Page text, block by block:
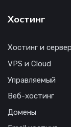
Хостинг
Хостинг и
VPS и Cloud
Управляемый
Веб-хостинг
Домены